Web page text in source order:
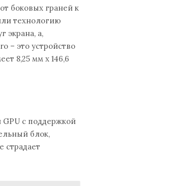
боковых граней к
технологию
экрана, а,
– это устройство
8,25 мм х 146,6
с поддержкой
блок,
страдает